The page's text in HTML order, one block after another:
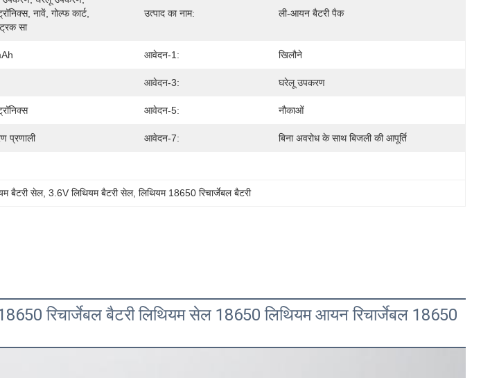
नावें, गोल्फ कार्ट,
सा
उत्पाद का नाम: ली-आयन बैटरी पैक
आवेदन-1: खिलौने
आवेदन-3: घरेलू उपकरण
आवेदन-5: नौकाओं
प्रणाली आवेदन-7: बिना अवरोध के साथ बिजली की आपूर्ति
बैटरी सेल, 3.6V लिथियम बैटरी सेल, लिथियम 18650 रिचार्जेबल बैटरी
रिचार्जेबल बैटरी लिथियम सेल 18650 लिथियम आयन रिचार्जेबल 18650